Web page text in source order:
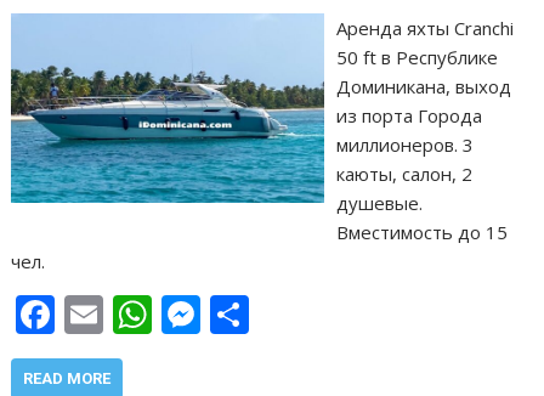
Аренда яхты Cranchi
50 ft в Республике
Доминикана, выход
из порта Города
миллионеров. 3
каюты, салон, 2
душевые.
Вместимость до 15
чел.
F
ac
E
m
W
h
M
e
READ MORE